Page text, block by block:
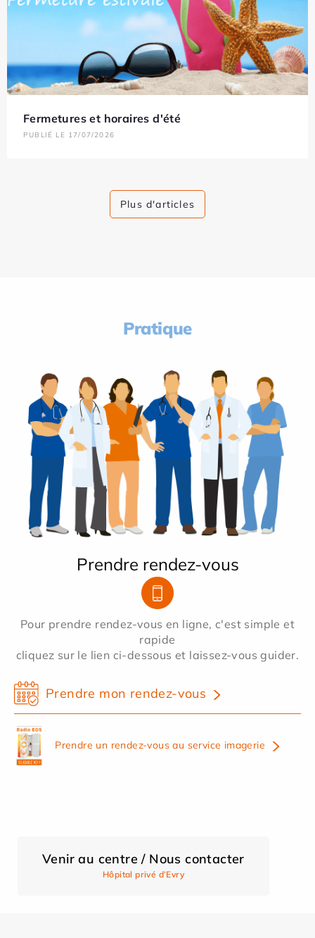
Fermetures et horaires d'été
PUBLIÉ LE 17/07/2026
Plus d'articles
Pratique
Prendre rendez-vous
Pour prendre rendez-vous en ligne, c'est simple et
rapide
cliquez sur le lien ci-dessous et laissez-vous guider.
Prendre mon rendez-vous
Prendre un rendez-vous au service imagerie
Venir au centre / Nous contacter
Hôpital privé d’Evry